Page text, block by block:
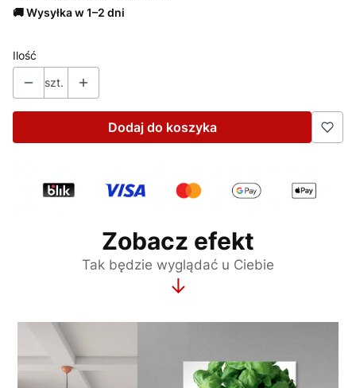
🚚 Wysyłka w 1–2 dni
Ilość
szt.
Dodaj do koszyka
Zobacz efekt
Tak będzie wyglądać u Ciebie
↓